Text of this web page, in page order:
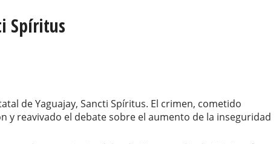
Spíritus
de Yaguajay, Sancti Spíritus. El crimen, cometido
reavivado el debate sobre el aumento de la inseguridad